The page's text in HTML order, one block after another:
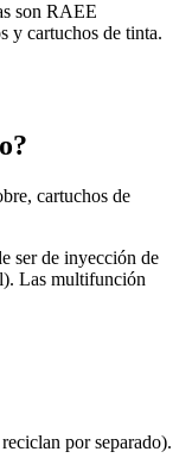
son RAEE
y cartuchos de tinta.
cartuchos de
ser de inyección de
Las multifunción
por separado).